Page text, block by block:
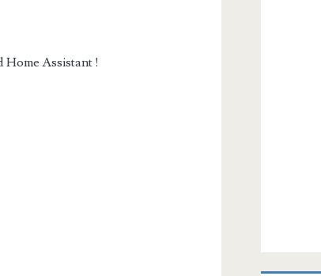
Home Assistant !